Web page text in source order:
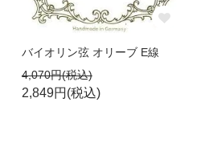
バイオリン弦 オリーブ E線
4,070円(税込)
2,849円(税込)